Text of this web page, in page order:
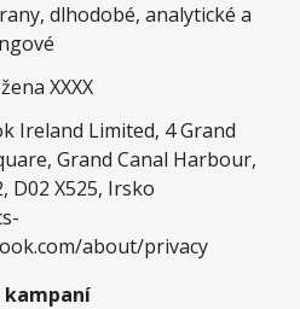
dlhodobé, analytické a
XXXX
Ireland Limited, 4 Grand
Grand Canal Harbour,
D02 X525, Irsko
about/privacy
kampaní